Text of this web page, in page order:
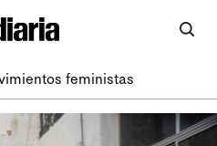
feministas